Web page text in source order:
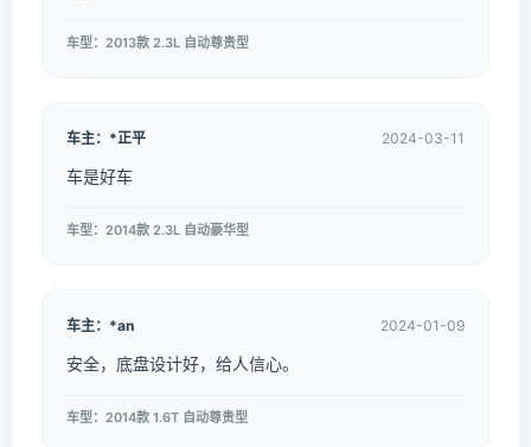
车型：2013款 2.3L 自动尊贵型
车主：*正平 2024-03-11
车是好车
车型：2014款 2.3L 自动豪华型
车主：*an 2024-01-09
安全，底盘设计好，给人信心。
车型：2014款 1.6T 自动尊贵型